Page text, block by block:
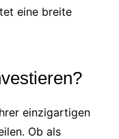
eine breite
einzigartigen
Ob als